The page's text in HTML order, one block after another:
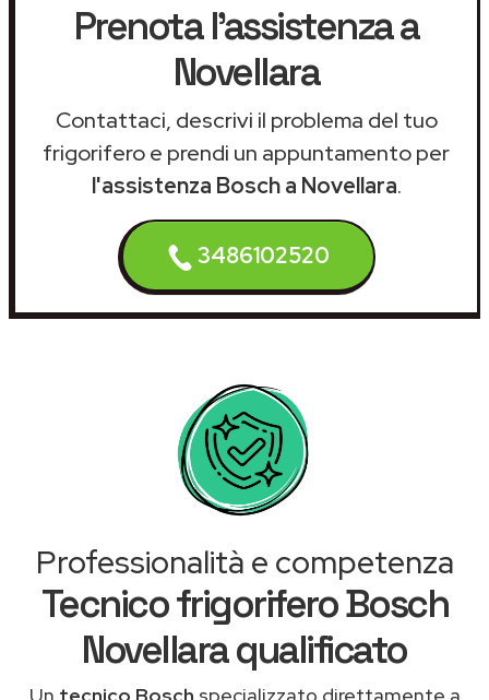
Prenota l'assistenza a
Novellara
Contattaci, descrivi il problema del tuo
frigorifero e prendi un appuntamento per
l'assistenza Bosch a Novellara.
3486102520
Professionalità e competenza
Tecnico frigorifero Bosch
Novellara qualificato
Un tecnico Bosch specializzato direttamente a